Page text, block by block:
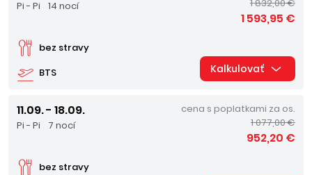
Pi - Pi 14 nocí
BTS
bez stravy
1 832,00 €
1 593,95 €
Kalkulovať
11.09. - 18.09.
Pi - Pi 7 nocí
bez stravy
cena s poplatkami za os.
1 077,00 €
952,20 €